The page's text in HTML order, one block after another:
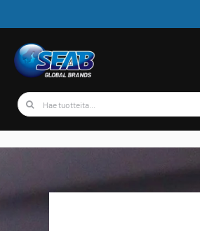
to
content
Etsi